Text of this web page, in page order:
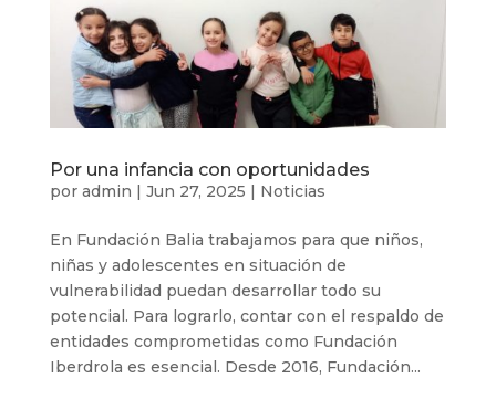
Por una infancia con oportunidades
por admin | Jun 27, 2025 | Noticias
En Fundación Balia trabajamos para que niños,
niñas y adolescentes en situación de
vulnerabilidad puedan desarrollar todo su
potencial. Para lograrlo, contar con el respaldo de
entidades comprometidas como Fundación
Iberdrola es esencial. Desde 2016, Fundación...